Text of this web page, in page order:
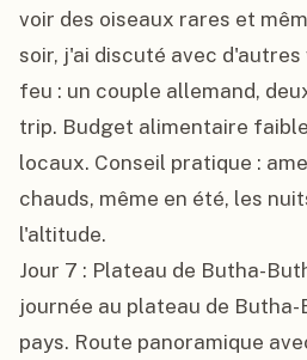
voir des oiseaux rares et
soir, j'ai discuté avec
feu : un couple allemand,
trip. Budget alimentaire
locaux. Conseil pratique :
chauds, même en été, les
l'altitude.
Jour 7 : Plateau de Butha-
journée au plateau de Butha-
pays. Route panoramique